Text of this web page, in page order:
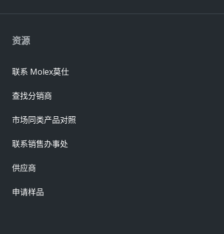
资源
联系 Molex莫仕
查找分销商
市场同类产品对照
联系销售办事处
供应商
申请样品